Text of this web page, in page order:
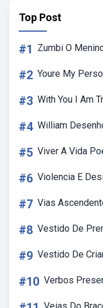
Top Post
#1 Zumbi O
#2 Youre My
#3 With You I Am
#4 William
#5 Viver A Vida
#6 Violencia E
#7 Vias
#8 Vestido De
#9 Vestido De
#10 Verbos